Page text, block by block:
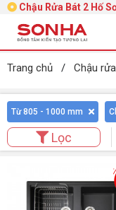
Chậu Rửa Bát 2 Hố
Trang chủ / Chậu
Từ 805 - 1000 mm
Lọc